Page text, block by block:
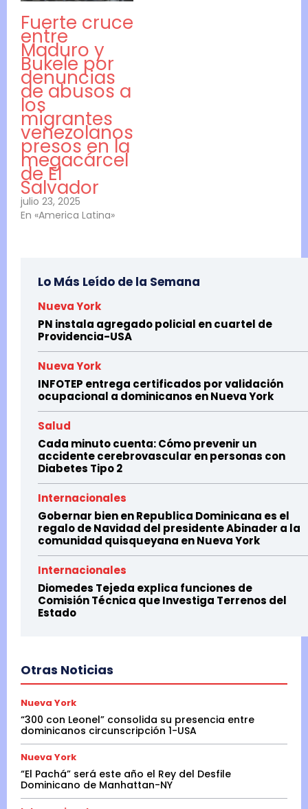
Fuerte cruce
entre
Maduro y
Bukele por
denuncias
de abusos a
los
migrantes
venezolanos
presos en la
megacárcel
de El
Salvador
julio 23, 2025
En «America Latina»
Lo Más Leído de la Semana
Nueva York
PN instala agregado policial en cuartel de
Providencia-USA
Nueva York
INFOTEP entrega certificados por validación
ocupacional a dominicanos en Nueva York
Salud
Cada minuto cuenta: Cómo prevenir un
accidente cerebrovascular en personas con
Diabetes Tipo 2
Internacionales
Gobernar bien en Republica Dominicana es el
regalo de Navidad del presidente Abinader a la
comunidad quisqueyana en Nueva York
Internacionales
Diomedes Tejeda explica funciones de
Comisión Técnica que Investiga Terrenos del
Estado
Otras Noticias
Nueva York
“300 con Leonel” consolida su presencia entre
dominicanos circunscripción 1-USA
Nueva York
“El Pachá” será este año el Rey del Desfile
Dominicano de Manhattan-NY